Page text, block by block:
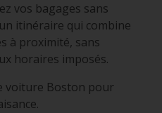
vos bagages sans
itinéraire qui combine
à proximité, sans
horaires imposés.
voiture Boston pour